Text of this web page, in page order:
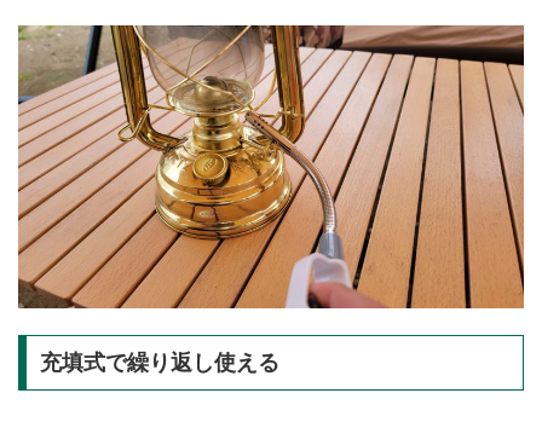
充填式で繰り返し使える